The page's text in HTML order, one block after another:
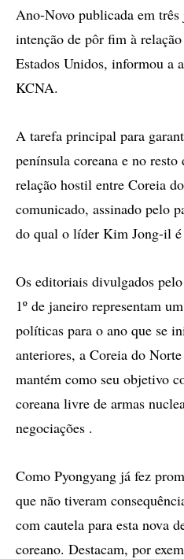
Ano-Novo publicada em
intenção de pôr fim à
Estados Unidos, informou a
KCNA.
A tarefa principal para
península coreana e no
relação hostil entre Coreia
comunicado, assinado pelo
do qual o líder Kim Jong-il é
Os editoriais divulgados
1º de janeiro representam
políticas para o ano que se
anteriores, a Coreia do
mantém como seu objetivo
coreana livre de armas
negociações .
Como Pyongyang já fez
que não tiveram
com cautela para esta nova
coreano. Destacam, por